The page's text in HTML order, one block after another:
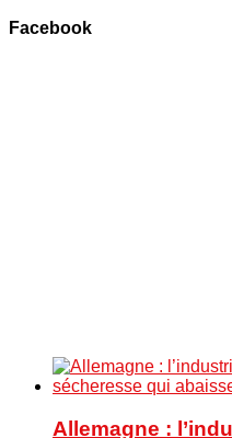
Facebook
Allemagne :